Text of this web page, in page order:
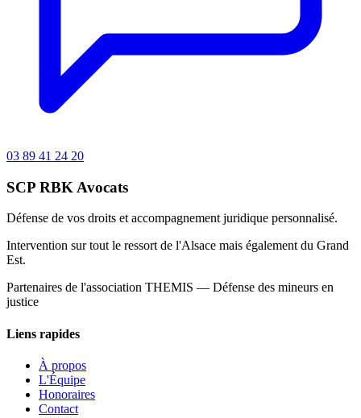
03 89 41 24 20
SCP RBK Avocats
Défense de vos droits et accompagnement juridique personnalisé.
Intervention sur tout le ressort de l'Alsace mais également du Grand
Est.
Partenaires de l'association THEMIS — Défense des mineurs en
justice
Liens rapides
À propos
L'Équipe
Honoraires
Contact